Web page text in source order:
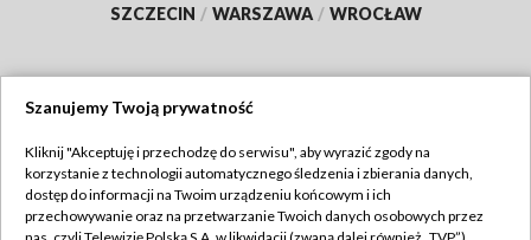
SZCZECIN / WARSZAWA / WROCŁAW
TVP
Abonament TVP
Regulamin TVP
Szanujemy Twoją prywatność
Kliknij "Akceptuję i przechodzę do serwisu", aby wyrazić zgody na
korzystanie z technologii automatycznego śledzenia i zbierania danych,
dostęp do informacji na Twoim urządzeniu końcowym i ich
przechowywanie oraz na przetwarzanie Twoich danych osobowych przez